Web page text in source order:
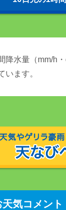
降水量（mm/h
います。
天気コメント